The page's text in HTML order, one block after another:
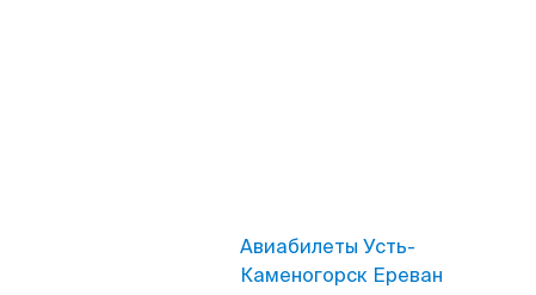
Авиабилеты Усть-
Каменогорск Ереван